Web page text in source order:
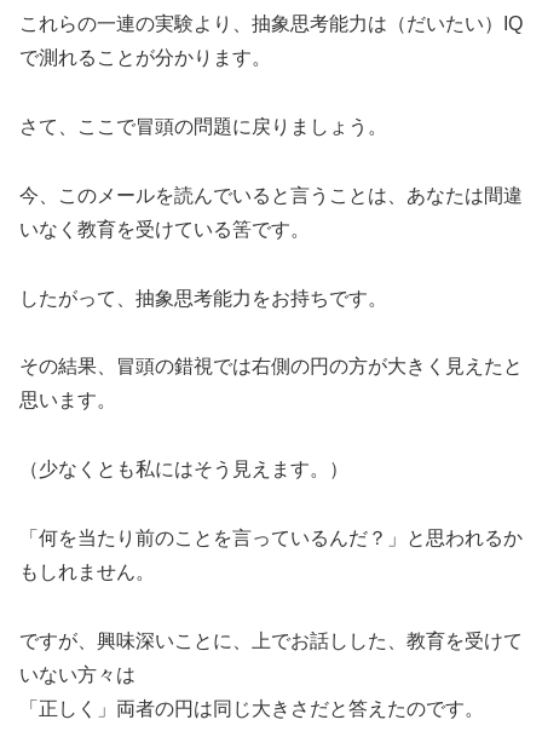
これらの一連の実験より、抽象思考能力は（だいたい）IQ
で測れることが分かります。
さて、ここで冒頭の問題に戻りましょう。
今、このメールを読んでいると言うことは、あなたは間違
いなく教育を受けている筈です。
したがって、抽象思考能力をお持ちです。
その結果、冒頭の錯視では右側の円の方が大きく見えたと
思います。
（少なくとも私にはそう見えます。）
「何を当たり前のことを言っているんだ？」と思われるか
もしれません。
ですが、興味深いことに、上でお話しした、教育を受けて
いない方々は
「正しく」両者の円は同じ大きさだと答えたのです。